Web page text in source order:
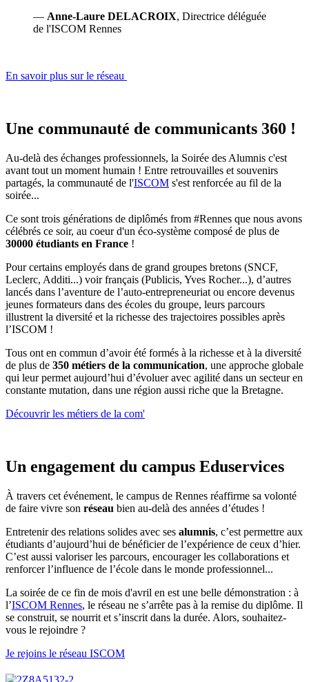
— Anne-Laure DELACROIX, Directrice déléguée
de l'ISCOM Rennes
En savoir plus sur le réseau
Une communauté de communicants 360 !
Au-delà des échanges professionnels, la Soirée des Alumnis c'est
avant tout un moment humain ! Entre retrouvailles et souvenirs
partagés, la communauté de l'ISCOM s'est renforcée au fil de la
soirée...
Ce sont trois générations de diplômés from #Rennes que nous avons
célébrés ce soir, au coeur d'un éco-système composé de plus de
30000 étudiants en France !
Pour certains employés dans de grand groupes bretons (SNCF,
Leclerc, Additi...) voir français (Publicis, Yves Rocher...), d’autres
lancés dans l’aventure de l’auto-entrepreneuriat ou encore devenus
jeunes formateurs dans des écoles du groupe, leurs parcours
illustrent la diversité et la richesse des trajectoires possibles après
l’ISCOM !
Tous ont en commun d’avoir été formés à la richesse et à la diversité
de plus de 350 métiers de la communication, une approche globale
qui leur permet aujourd’hui d’évoluer avec agilité dans un secteur en
constante mutation, dans une région aussi riche que la Bretagne.
Découvrir les métiers de la com'
Un engagement du campus Eduservices
À travers cet événement, le campus de Rennes réaffirme sa volonté
de faire vivre son réseau bien au-delà des années d’études !
Entretenir des relations solides avec ses alumnis, c’est permettre aux
étudiants d’aujourd’hui de bénéficier de l’expérience de ceux d’hier.
C’est aussi valoriser les parcours, encourager les collaborations et
renforcer l’influence de l’école dans le monde professionnel...
La soirée de ce fin de mois d'avril en est une belle démonstration : à
l’ISCOM Rennes, le réseau ne s’arrête pas à la remise du diplôme. Il
se construit, se nourrit et s’inscrit dans la durée. Alors, souhaitez-
vous le rejoindre ?
Je rejoins le réseau ISCOM